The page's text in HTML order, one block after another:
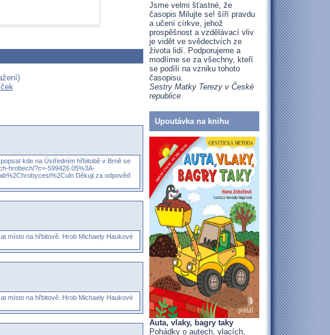
kde na Ústředním hřbitobě v Brně se
hro­bech/?c=-599426.05%3A-
Děkuji za odpověď.
místo na hřbitově. Hrob Michaely Haukové
místo na hřbitově. Hrob Michaely Haukové
Jsme velmi šťastné, že
časopis Milujte se! šíří pravdu
a učení církve, jehož
prospěšnost a vzdělávací vliv
je vidět ve svědectvích ze
života lidí. Podporujeme a
modlíme se za všechny, kteří
se podílí na vzniku tohoto
časopisu.
Sestry Matky Terezy v České
republice
Upoutávka na knihu
Auta, vlaky, bagry taky
Pohádky o autech, vlacích,